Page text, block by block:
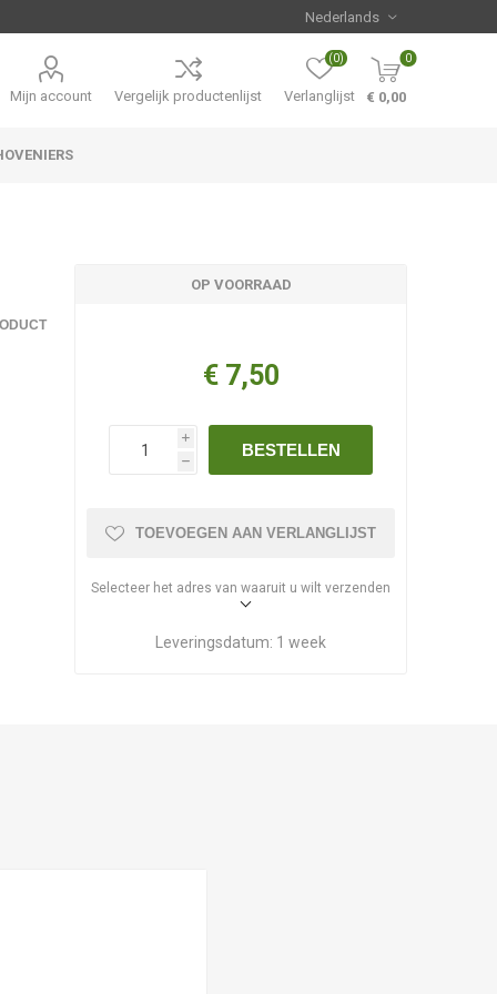
Mijn account Vergelijk productenlijst Verlanglijst
(0) 0
€ 0,00
OP VOORRAAD
€ 7,50
i
h
BESTELLEN
TOEVOEGEN AAN VERLANGLIJST
Selecteer het adres van waaruit u wilt verzenden
Leveringsdatum: 1 week